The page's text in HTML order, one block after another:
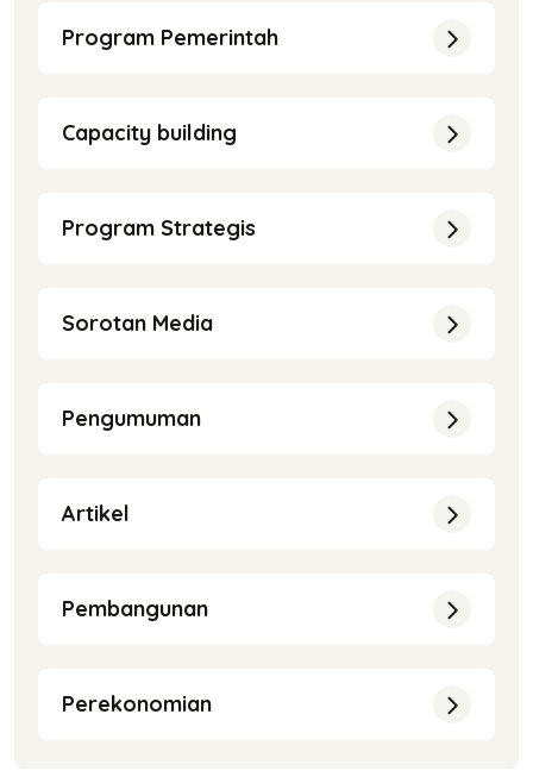
Program Pemerintah
Capacity building
Program Strategis
Sorotan Media
Pengumuman
Artikel
Pembangunan
Perekonomian